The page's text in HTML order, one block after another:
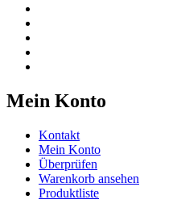
Mein Konto
Kontakt
Mein Konto
Überprüfen
Warenkorb ansehen
Produktliste